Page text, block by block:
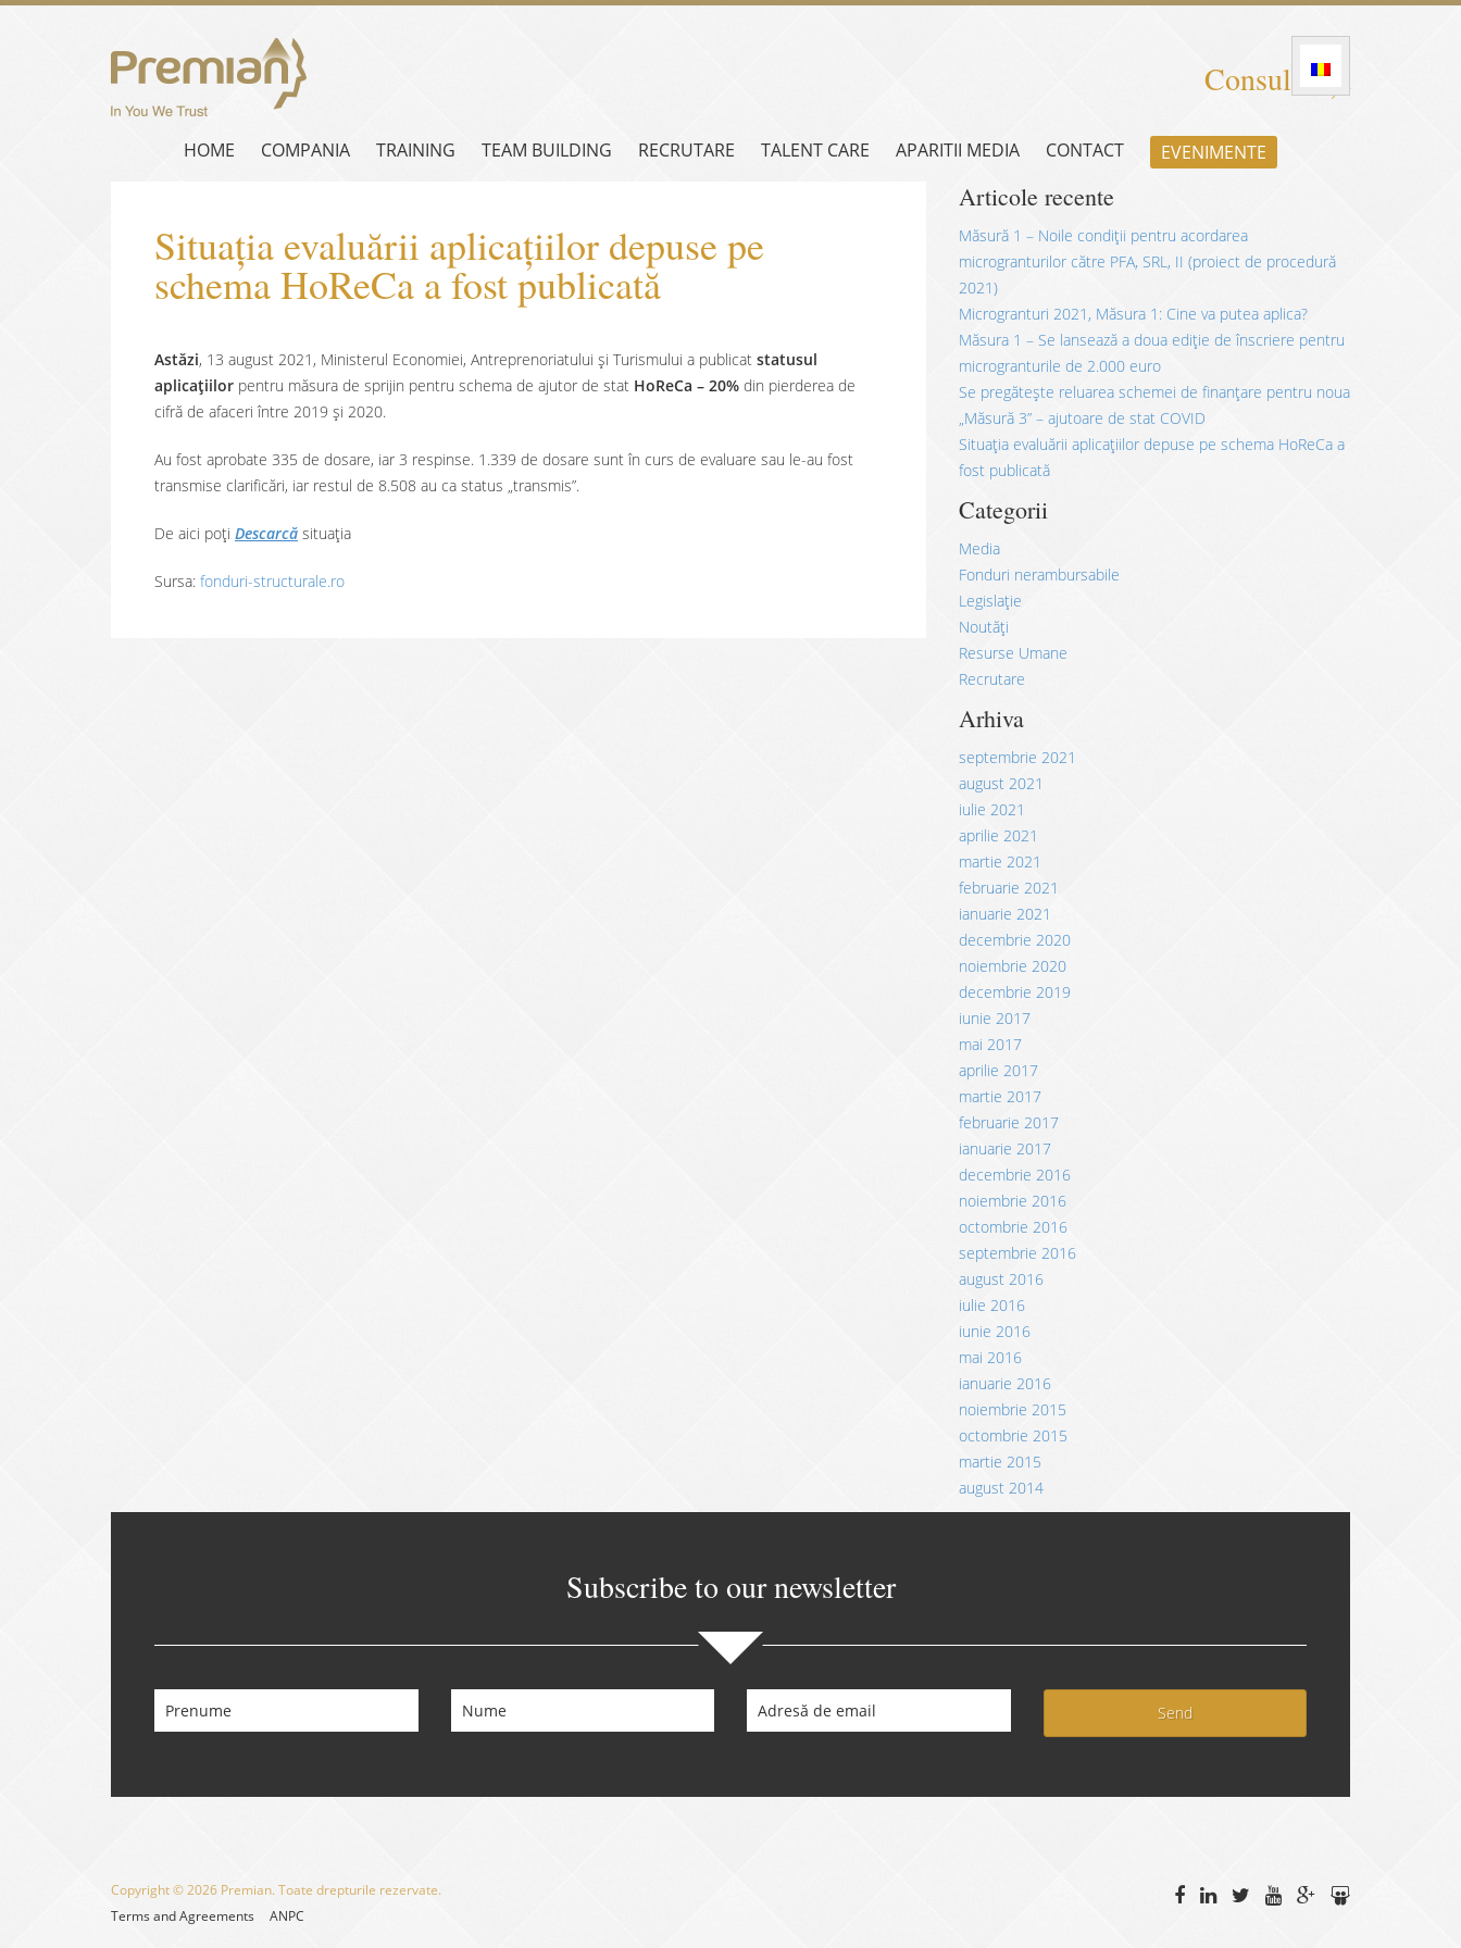
Consultanță
HOME COMPANIA TRAINING TEAM BUILDING RECRUTARE TALENT CARE APARITII MEDIA CONTACT EVENIMENTE
Situația evaluării aplicațiilor depuse pe
schema HoReCa a fost publicată
Astăzi, 13 august 2021, Ministerul Economiei, Antreprenoriatului şi Turismului a publicat statusul
aplicațiilor pentru măsura de sprijin pentru schema de ajutor de stat HoReCa – 20% din pierderea de
cifră de afaceri între 2019 și 2020.
Au fost aprobate 335 de dosare, iar 3 respinse. 1.339 de dosare sunt în curs de evaluare sau le-au fost
transmise clarificări, iar restul de 8.508 au ca status „transmis”.
De aici poți Descarcă situația
Sursa: fonduri-structurale.ro
Articole recente
Măsură 1 – Noile condiții pentru acordarea
microgranturilor către PFA, SRL, II (proiect de procedură
2021)
Microgranturi 2021, Măsura 1: Cine va putea aplica?
Măsura 1 – Se lansează a doua ediție de înscriere pentru
microgranturile de 2.000 euro
Se pregătește reluarea schemei de finanțare pentru noua
„Măsură 3” – ajutoare de stat COVID
Situația evaluării aplicațiilor depuse pe schema HoReCa a
fost publicată
Categorii
Media
Fonduri nerambursabile
Legislație
Noutăți
Resurse Umane
Recrutare
Arhiva
septembrie 2021
august 2021
iulie 2021
aprilie 2021
martie 2021
februarie 2021
ianuarie 2021
decembrie 2020
noiembrie 2020
decembrie 2019
iunie 2017
mai 2017
aprilie 2017
martie 2017
februarie 2017
ianuarie 2017
decembrie 2016
noiembrie 2016
octombrie 2016
septembrie 2016
august 2016
iulie 2016
iunie 2016
mai 2016
ianuarie 2016
noiembrie 2015
octombrie 2015
martie 2015
august 2014
Subscribe to our newsletter
Send
Copyright © 2026 Premian. Toate drepturile rezervate.
Terms and Agreements
ANPC